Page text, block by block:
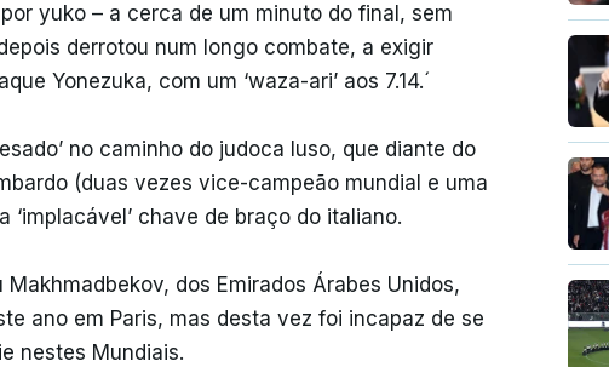
yuko – a cerca de um minuto do final, sem
derrotou num longo combate, a exigir
Yonezuka, com um ‘waza-ari’ aos 7.14.´
no caminho do judoca luso, que diante do
(duas vezes vice-campeão mundial e uma
chave de braço do italiano.
dos Emirados Árabes Unidos,
ano em Paris, mas desta vez foi incapaz de se
nestes Mundiais.